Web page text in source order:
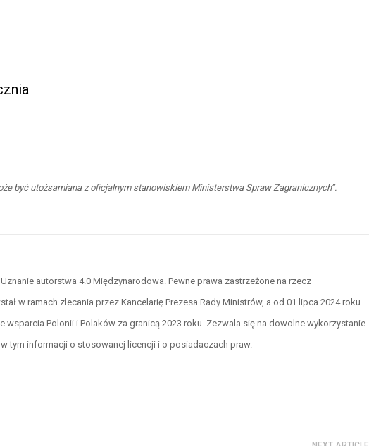
być utożsamiana z oficjalnym stanowiskiem Ministerstwa Spraw Zagranicznych”.
autorstwa 4.0 Międzynarodowa. Pewne prawa zastrzeżone na rzecz
w ramach zlecania przez Kancelarię Prezesa Rady Ministrów, a od 01 lipca 2024 roku
Polonii i Polaków za granicą 2023 roku. Zezwala się na dowolne wykorzystanie
tym informacji o stosowanej licencji i o posiadaczach praw.